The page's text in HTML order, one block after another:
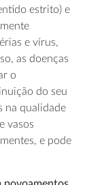
estrito) e
e vírus,
as doenças
o
do seu
na qualidade
vasos
e pode